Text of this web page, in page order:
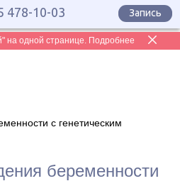
на одной странице. Подробнее
478-10-03 Запись
с генетическим
беременности